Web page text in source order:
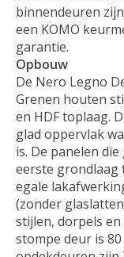
binnendeuren
een KOMO
garantie.
Opbouw
De Nero Legno
Grenen houten
en HDF toplaag.
glad oppervlak
is. De panelen
eerste grondlaag
egale
(zonder
stijlen, dorpels
stompe deur is